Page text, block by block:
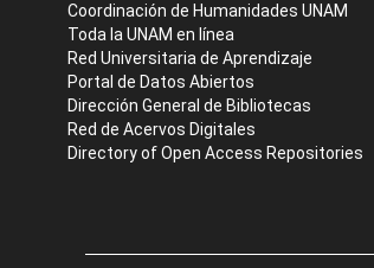
Coordinación de Humanidades UNAM
Toda la UNAM en línea
Red Universitaria de Aprendizaje
Portal de Datos Abiertos
Dirección General de Bibliotecas
Red de Acervos Digitales
Directory of Open Access Repositories